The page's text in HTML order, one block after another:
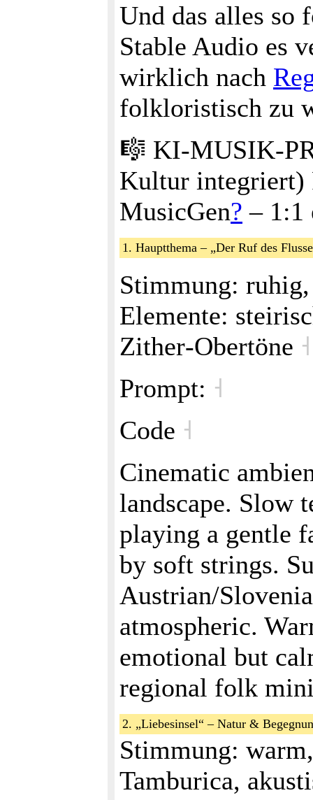
Und das alles so
Stable Audio es
wirklich nach
folkloristisch zu
🎼
Kultur integriert)
MusicGen? – 1:1
1. Hauptthema – „Der Ruf des
Stimmung:
Elemente:
Zither‑Obertöne ˧
Prompt: ˧
Code ˧
Cinematic
landscape. Slow
playing a gentle
by soft strings.
Austrian/
atmospheric.
emotional but
regional folk
2. „Liebesinsel“ – Natur &
Stimmung:
Tamburica,